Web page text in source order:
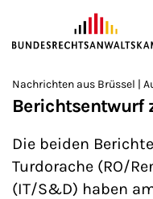
ZUM HAUPTINHALT
Sie befinden sich hier:
>
Startseite
>
Newsroom
>
Nachrichten aus Brüssel |
Berichtsentwurf
Die beiden
Turdorache (RO/
(IT/S&D) haben